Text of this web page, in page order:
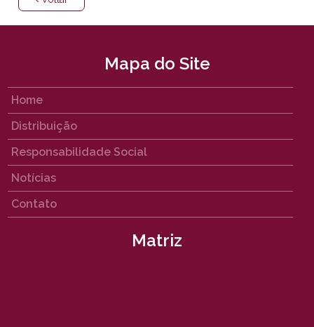
Mapa do Site
Home
Distribuição
Responsabilidade Social
Notícias
Contato
Matriz